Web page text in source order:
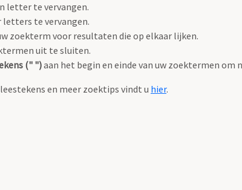
letter te vervangen.
letters te vervangen.
zoekterm voor resultaten die op elkaar lijken.
uit te sluiten.
(" ")aan het begin en einde van uw zoektermen om
en meer zoektips vindt u hier.